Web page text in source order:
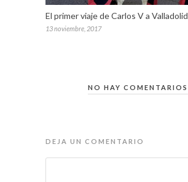
El primer viaje de Carlos V a Valladolid
13 noviembre, 2017
NO HAY COMENTARIOS
DEJA UN COMENTARIO